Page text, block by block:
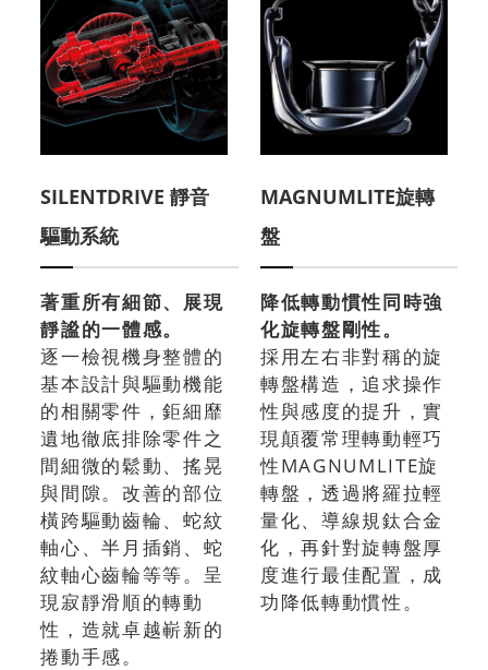
SILENTDRIVE 靜音
驅動系統
著重所有細節、展現
靜謐的一體感。
逐一檢視機身整體的
基本設計與驅動機能
的相關零件，鉅細靡
遺地徹底排除零件之
間細微的鬆動、搖晃
與間隙。改善的部位
橫跨驅動齒輪、蛇紋
軸心、半月插銷、蛇
紋軸心齒輪等等。呈
現寂靜滑順的轉動
性，造就卓越嶄新的
捲動手感。
MAGNUMLITE旋轉
盤
降低轉動慣性同時強
化旋轉盤剛性。
採用左右非對稱的旋
轉盤構造，追求操作
性與感度的提升，實
現顛覆常理轉動輕巧
性MAGNUMLITE旋
轉盤，透過將羅拉輕
量化、導線規鈦合金
化，再針對旋轉盤厚
度進行最佳配置，成
功降低轉動慣性。